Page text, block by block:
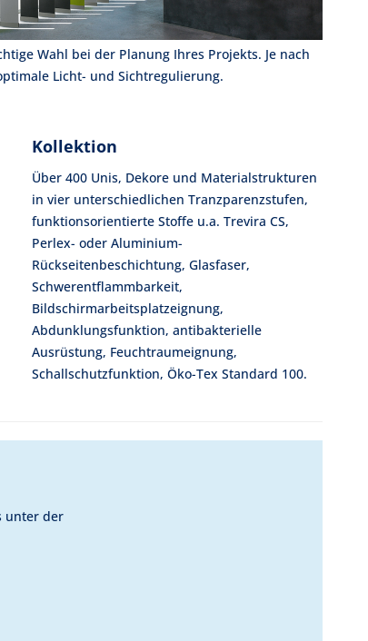
Wahl bei der Planung Ihres Projekts. Je nach
Licht- und Sichtregulierung.
Kollektion
Über 400 Unis, Dekore und Materialstrukturen
in vier unterschiedlichen Tranzparenzstufen,
funktionsorientierte Stoffe u.a. Trevira CS,
Perlex- oder Aluminium-
Rückseitenbeschichtung, Glasfaser,
Schwerentflammbarkeit,
Bildschirmarbeitsplatzeignung,
Abdunklungsfunktion, antibakterielle
Ausrüstung, Feuchtraumeignung,
Schallschutzfunktion, Öko-Tex Standard 100.
unter der